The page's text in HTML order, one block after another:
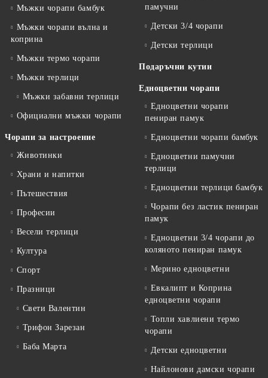
Мъжки чорапи бамбук
Мъжки чорапи вълна и
коприна
Мъжки термо чорапи
Мъжки терлици
Мъжки забавни терлици
Официални мъжки чорапи
Чорапи за настроение
Животинки
Храни и напитки
Пътешествия
Професии
Весели терлици
Култура
Спорт
Празници
Свети Валентин
Трифон Зарезан
Баба Марта
памучни
Детски 3/4 чорапи
Детски терлици
Подаръчни кутии
Едноцветни чорапи
Едноцветни чорапи
пениран памук
Едноцветни чорапи бамбук
Едноцветни памучни
терлици
Едноцветни терлици бамбук
Чорапи без ластик пениран
памук
Едноцветни 3/4 чорапи до
коляното пениран памук
Мерино едноцветни
Евкалипт и Коприна
едноцветни чорапи
Топли хавлиени термо
чорапи
Детски едноцветни
Найлонови дамски чорапи